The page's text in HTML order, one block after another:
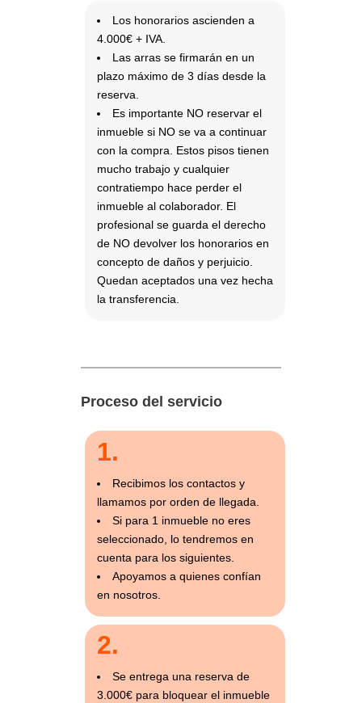
Los honorarios ascienden a
4.000€ + IVA.
Las arras se firmarán en un
plazo máximo de 3 días desde la
reserva.
Es importante NO reservar el
inmueble si NO se va a continuar
con la compra. Estos pisos tienen
mucho trabajo y cualquier
contratiempo hace perder el
inmueble al colaborador. El
profesional se guarda el derecho
de NO devolver los honorarios en
concepto de daños y perjuicio.
Quedan aceptados una vez hecha
la transferencia.
Proceso del servicio
1.
Recibimos los contactos y
llamamos por orden de llegada.
Si para 1 inmueble no eres
seleccionado, lo tendremos en
cuenta para los siguientes.
Apoyamos a quienes confían
en nosotros.
2.
Se entrega una reserva de
3.000€ para bloquear el inmueble